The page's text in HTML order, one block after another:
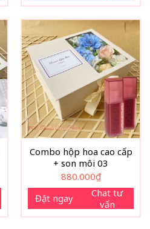
Combo hộp hoa cao cấp
+ son môi 03
880.000₫
Đặt ngay
Chat tư
vấn